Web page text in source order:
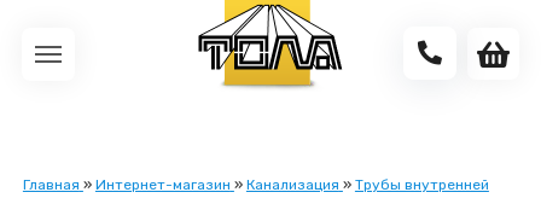
Главная » Интернет-магазин » Канализация » Трубы внутренней